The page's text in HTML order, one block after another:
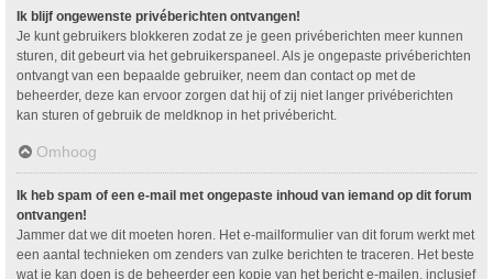
Ik blijf ongewenste privéberichten ontvangen!
Je kunt gebruikers blokkeren zodat ze je geen privéberichten meer kunnen
sturen, dit gebeurt via het gebruikerspaneel. Als je ongepaste privéberichten
ontvangt van een bepaalde gebruiker, neem dan contact op met de
beheerder, deze kan ervoor zorgen dat hij of zij niet langer privéberichten
kan sturen of gebruik de meldknop in het privébericht.
Omhoog
Ik heb spam of een e-mail met ongepaste inhoud van iemand op dit forum
ontvangen!
Jammer dat we dit moeten horen. Het e-mailformulier van dit forum werkt met
een aantal technieken om zenders van zulke berichten te traceren. Het beste
wat je kan doen is de beheerder een kopie van het bericht e-mailen, inclusief